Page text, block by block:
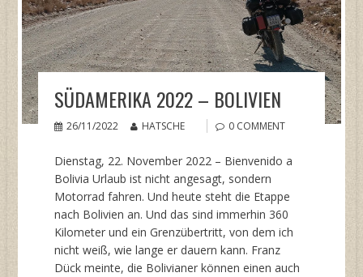
SÜDAMERIKA 2022 – BOLIVIEN
26/11/2022 HATSCHE 0 COMMENT
Dienstag, 22. November 2022 – Bienvenido a
Bolivia Urlaub ist nicht angesagt, sondern
Motorrad fahren. Und heute steht die Etappe
nach Bolivien an. Und das sind immerhin 360
Kilometer und ein Grenzübertritt, von dem ich
nicht weiß, wie lange er dauern kann. Franz
Dück meinte, die Bolivianer können einen auch